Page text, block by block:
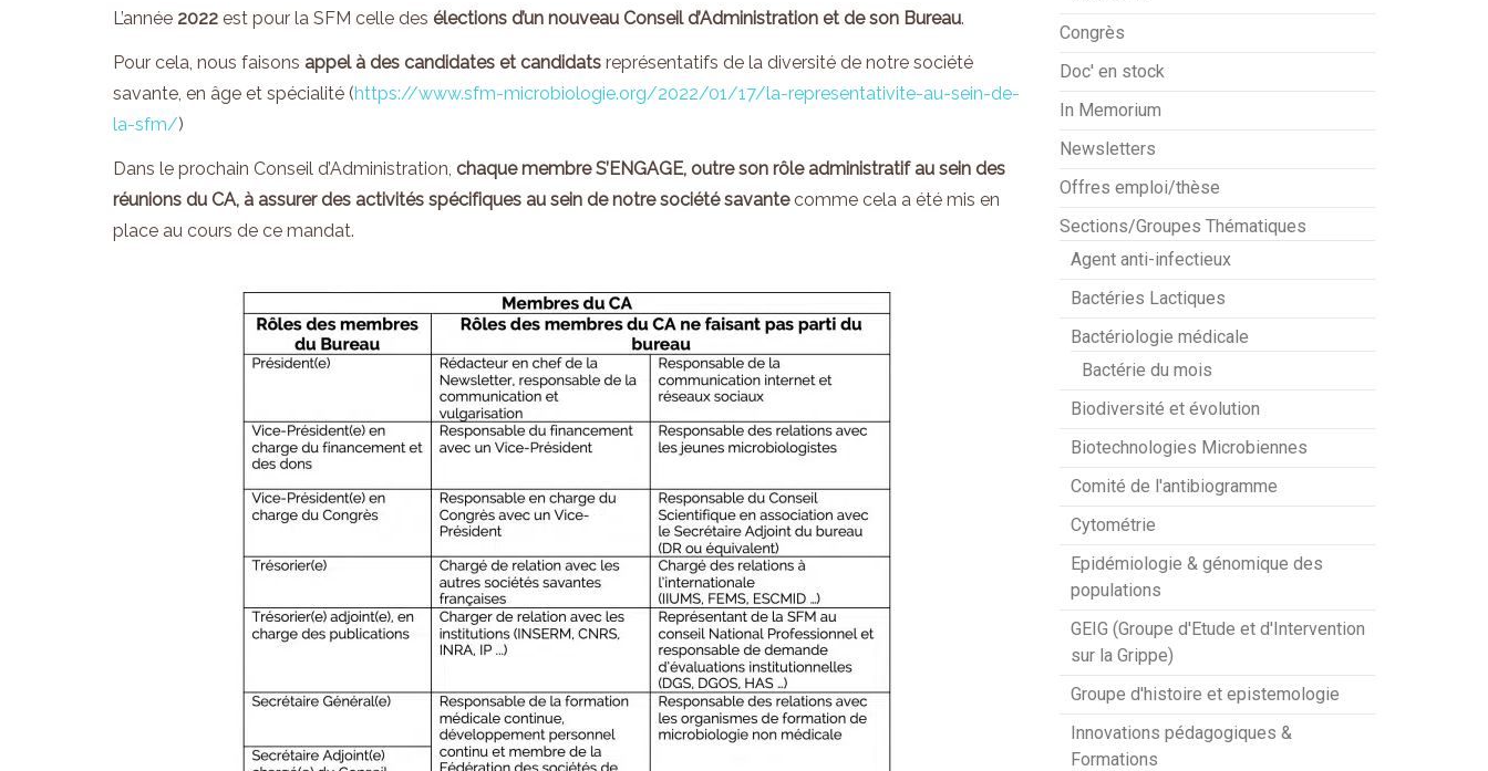
L’année 2022 est pour la SFM celle des élections d’un nouveau Conseil d’Administration et de son Bureau.
Pour cela, nous faisons appel à des candidates et candidats représentatifs de la diversité de notre société
savante, en âge et spécialité (https://www.sfm-microbiologie.org/2022/01/17/la-representativite-au-sein-de-
la-sfm/)
Dans le prochain Conseil d’Administration, chaque membreS’ENGAGE, outre son rôle administratif au sein des
réunions du CA, à assurer des activités spécifiques au sein denotre société savantecomme cela a été mis en
place au cours de ce mandat.
Congrès
Doc' en stock
In Memorium
Newsletters
Offres emploi/thèse
Sections/Groupes Thématiques
Agent anti-infectieux
Bactéries Lactiques
Bactériologie médicale
Bactérie du mois
Biodiversité et évolution
Biotechnologies Microbiennes
Comité de l'antibiogramme
Cytométrie
Epidémiologie & génomique des
populations
GEIG (Groupe d'Etude et d'Intervention
sur la Grippe)
Groupe d'histoire et epistemologie
Innovations pédagogiques &
Formations